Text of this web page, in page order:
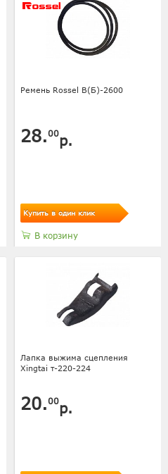
Ремень Rossel В(Б)-2600
28.00р.
Купить в один клик
В корзину
Лапка выжима сцепления
Xingtai т-220-224
20.00р.